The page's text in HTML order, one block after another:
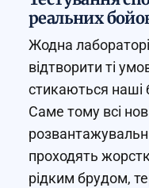
реальних
Жодна
відтворити ті
стикаються наші
Саме тому всі
проходять
рідким брудом,